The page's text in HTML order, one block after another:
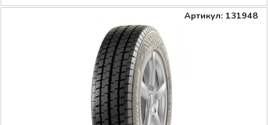
Артикул: 131948